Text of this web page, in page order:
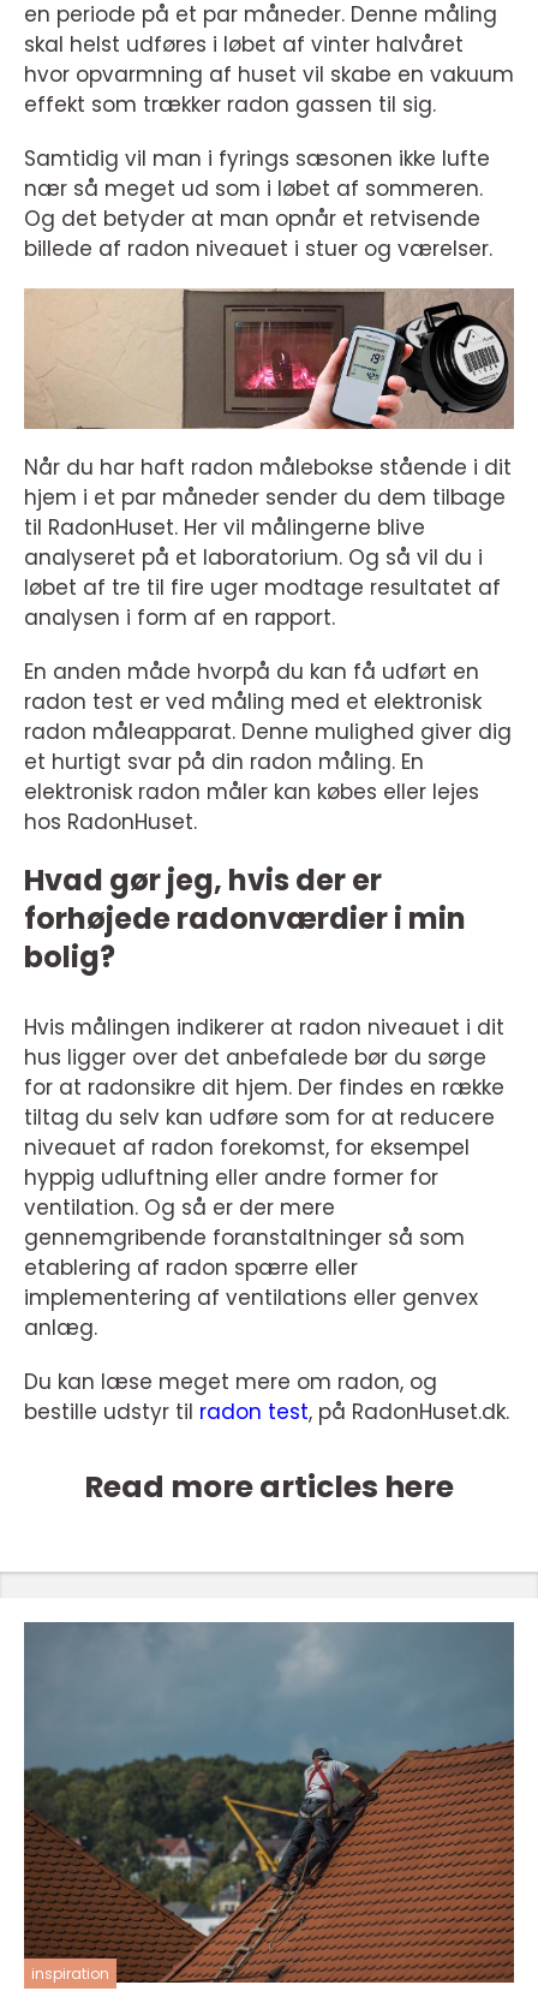
en periode på et par måneder. Denne måling
skal helst udføres i løbet af vinter halvåret
hvor opvarmning af huset vil skabe en vakuum
effekt som trækker radon gassen til sig.
Samtidig vil man i fyrings sæsonen ikke lufte
nær så meget ud som i løbet af sommeren.
Og det betyder at man opnår et retvisende
billede af radon niveauet i stuer og værelser.
Når du har haft radon målebokse stående i dit
hjem i et par måneder sender du dem tilbage
til RadonHuset. Her vil målingerne blive
analyseret på et laboratorium. Og så vil du i
løbet af tre til fire uger modtage resultatet af
analysen i form af en rapport.
En anden måde hvorpå du kan få udført en
radon test er ved måling med et elektronisk
radon måleapparat. Denne mulighed giver dig
et hurtigt svar på din radon måling. En
elektronisk radon måler kan købes eller lejes
hos RadonHuset.
Hvad gør jeg, hvis der er
forhøjede radonværdier i min
bolig?
Hvis målingen indikerer at radon niveauet i dit
hus ligger over det anbefalede bør du sørge
for at radonsikre dit hjem. Der findes en række
tiltag du selv kan udføre som for at reducere
niveauet af radon forekomst, for eksempel
hyppig udluftning eller andre former for
ventilation. Og så er der mere
gennemgribende foranstaltninger så som
etablering af radon spærre eller
implementering af ventilations eller genvex
anlæg.
Du kan læse meget mere om radon, og
bestille udstyr til radon test, på RadonHuset.dk.
Read more articles here
inspiration